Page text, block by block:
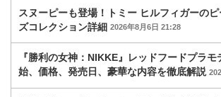
スヌーピーも登場！トミー ヒルフィガーの
ズコレクション詳細 2026年8月6日 21:28
『勝利の女神：NIKKE』レッドフードプラモ
始、価格、発売日、豪華な内容を徹底解説